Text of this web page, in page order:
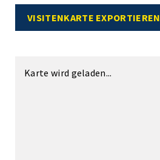
VISITENKARTE EXPORTIEREN
Karte wird geladen...